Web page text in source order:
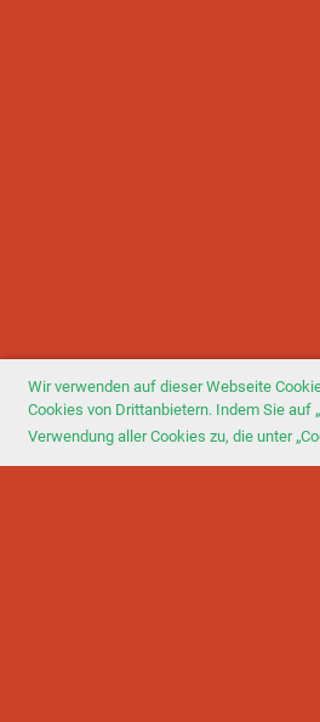
Wir verwenden auf dieser Webseite
Cookies von Drittanbietern. Indem Sie auf
Verwendung aller Cookies zu, die unter